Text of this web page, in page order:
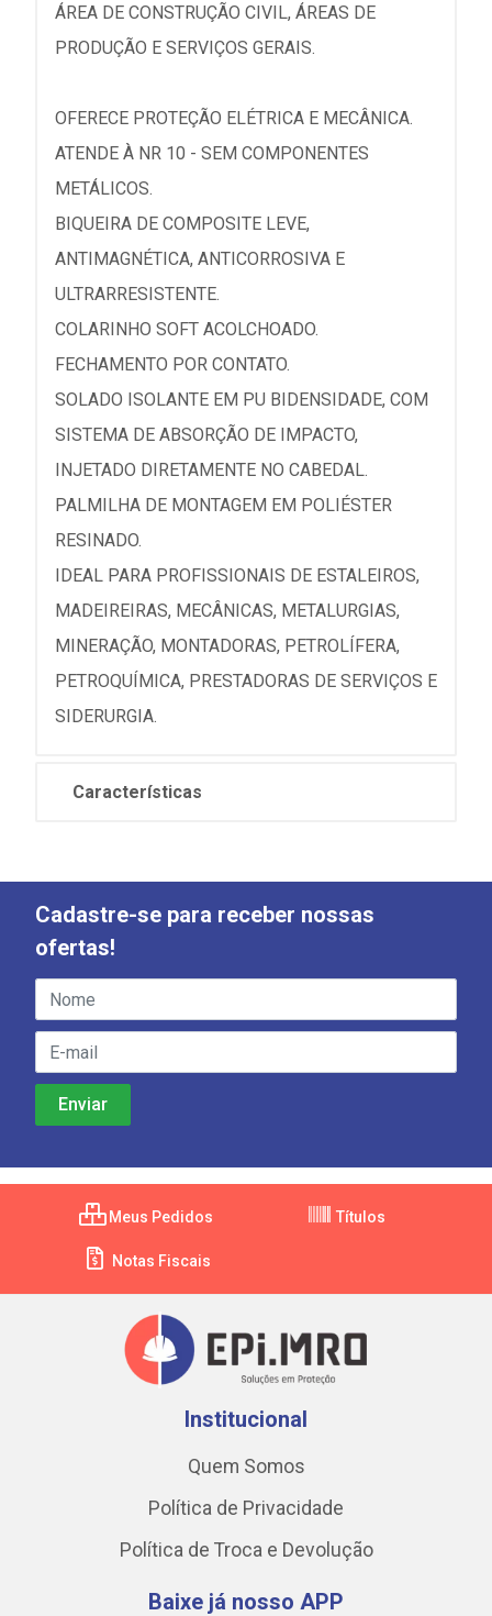
ÁREA DE CONSTRUÇÃO CIVIL, ÁREAS DE
PRODUÇÃO E SERVIÇOS GERAIS.
OFERECE PROTEÇÃO ELÉTRICA E MECÂNICA.
ATENDE À NR 10 - SEM COMPONENTES
METÁLICOS.
BIQUEIRA DE COMPOSITE LEVE,
ANTIMAGNÉTICA, ANTICORROSIVA E
ULTRARRESISTENTE.
COLARINHO SOFT ACOLCHOADO.
FECHAMENTO POR CONTATO.
SOLADO ISOLANTE EM PU BIDENSIDADE, COM
SISTEMA DE ABSORÇÃO DE IMPACTO,
INJETADO DIRETAMENTE NO CABEDAL.
PALMILHA DE MONTAGEM EM POLIÉSTER
RESINADO.
IDEAL PARA PROFISSIONAIS DE ESTALEIROS,
MADEIREIRAS, MECÂNICAS, METALURGIAS,
MINERAÇÃO, MONTADORAS, PETROLÍFERA,
PETROQUÍMICA, PRESTADORAS DE SERVIÇOS E
SIDERURGIA.
Características
Cadastre-se para receber nossas
ofertas!
Meus Pedidos Títulos
Notas Fiscais
Institucional
Quem Somos
Política de Privacidade
Política de Troca e Devolução
Baixe já nosso APP